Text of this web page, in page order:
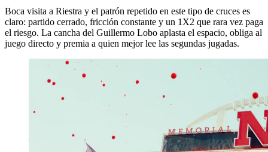
Boca visita a Riestra y el patrón repetido en este tipo de cruces es
claro: partido cerrado, fricción constante y un 1X2 que rara vez paga
el riesgo. La cancha del Guillermo Lobo aplasta el espacio, obliga al
juego directo y premia a quien mejor lee las segundas jugadas.